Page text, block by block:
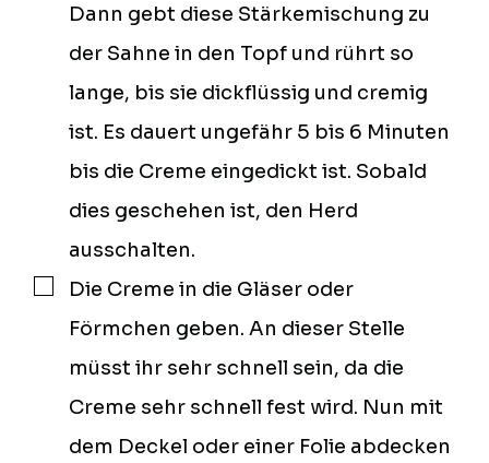
Dann gebt diese Stärkemischung zu
der Sahne in den Topf und rührt so
lange, bis sie dickflüssig und cremig
ist. Es dauert ungefähr 5 bis 6 Minuten
bis die Creme eingedickt ist. Sobald
dies geschehen ist, den Herd
ausschalten.
▢
Die Creme in die Gläser oder
Förmchen geben. An dieser Stelle
müsst ihr sehr schnell sein, da die
Creme sehr schnell fest wird. Nun mit
dem Deckel oder einer Folie abdecken